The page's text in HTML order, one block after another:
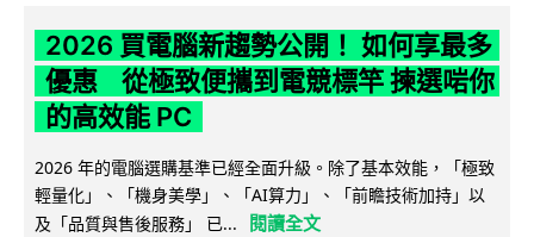
2026 買電腦新趨勢公開！ 如何享最多
優惠 從極致便攜到電競標竿 揀選啱你
的高效能 PC
2026 年的電腦選購基準已經全面升級。除了基本效能，「極致
輕量化」、「機身美學」、「AI算力」、「前瞻技術加持」以
及「品質與售後服務」 已...
閱讀全文